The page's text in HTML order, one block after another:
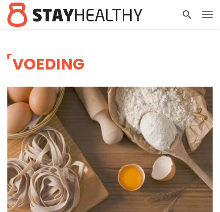
VOEDING